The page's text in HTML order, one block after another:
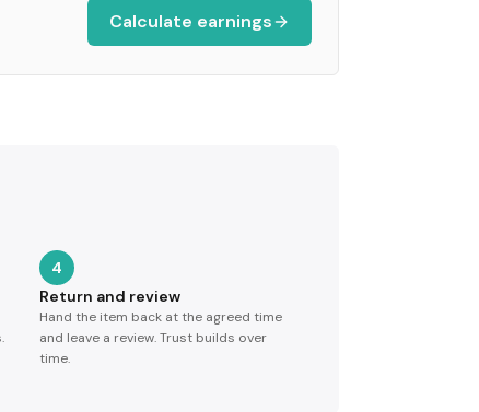
Calculate earnings
4
Return and review
Hand the item back at the agreed time
and leave a review. Trust builds over
time.